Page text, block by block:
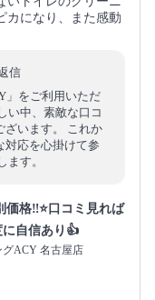
カになり、また感動
信
」をご利用いただ
い中、素敵な口コ
ざいます。 これか
対応を心掛けて参
す。
価格‼️⭐口コミ見れば
に自信あり👍
ACY 名古屋店